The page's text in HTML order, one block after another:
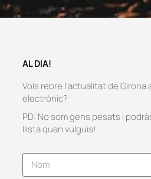
AL DIA!
Vols rebre l’actualitat de Girona
electrònic?
PD: No som gens pesats i
llista quan vulguis!